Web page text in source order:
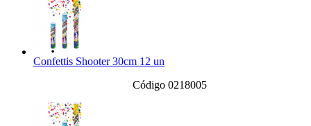
Confettis Shooter 30cm 12 un
Código 0218005